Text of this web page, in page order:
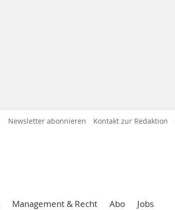
Newsletter abonnieren Kontakt zur Redaktion
Management & Recht Abo Jobs